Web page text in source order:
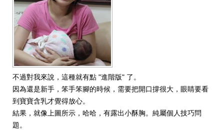
不過對我來說，這種就有點 "進階版" 了。
因為還是新手，笨手笨腳的時候，需要把開口撐很大，眼睛要看
到寶寶含乳才覺得放心。
結果，就像上圖所示，哈哈，有露出小酥胸。純屬個人技巧問
題。